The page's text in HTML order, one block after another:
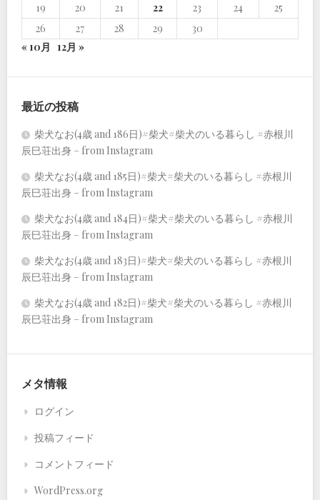
19
20 21 22 23 24
25
26
27 28 29
30
« 10月 12月 »
最近の投稿
柴犬なお(4歳 and 186日)#柴犬#柴犬のいる暮らし #赤根川
辰巳荘出身 – from Instagram
柴犬なお(4歳 and 185日)#柴犬#柴犬のいる暮らし #赤根川
辰巳荘出身 – from Instagram
柴犬なお(4歳 and 184日)#柴犬#柴犬のいる暮らし #赤根川
辰巳荘出身 – from Instagram
柴犬なお(4歳 and 183日)#柴犬#柴犬のいる暮らし #赤根川
辰巳荘出身 – from Instagram
柴犬なお(4歳 and 182日)#柴犬#柴犬のいる暮らし #赤根川
辰巳荘出身 – from Instagram
メタ情報
ログイン
投稿フィード
コメントフィード
WordPress.org